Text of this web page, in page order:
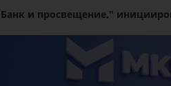
и просвещение,"